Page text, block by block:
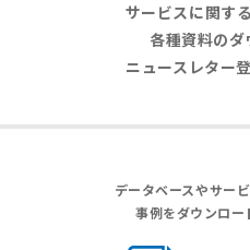
サービスに関す
各種資料のダ
ニュースレター
データベースやサー
事例をダウンロー